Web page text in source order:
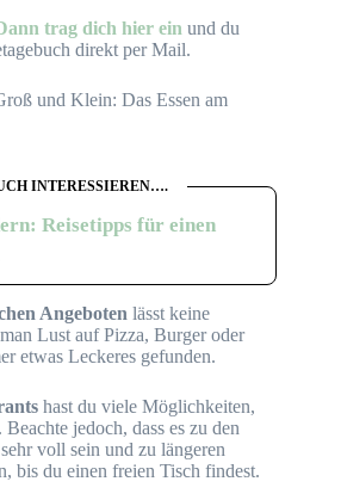
trag dich hier ein und du
direkt per Mail.
und Klein: Das Essen am
INTERESSIEREN….
Reisetipps für einen
Angeboten lässt keine
Lust auf Pizza, Burger oder
etwas Leckeres gefunden.
hast du viele Möglichkeiten,
jedoch, dass es zu den
voll sein und zu längeren
bis du einen freien Tisch findest.